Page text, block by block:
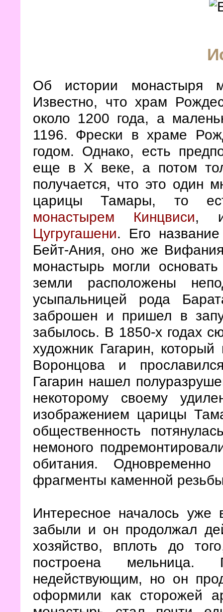
Об истории монастыря
Известно, что храм
около 1200 года, а
1196. Фрески в храме
годом. Однако, есть
еще в X веке, а потом
получается, что это один
царицы Тамары, то
монастырем Кинцвиси, и
Цугругашени. Его название
Бейт-Ания, оно же
монастырь могли
земли расположены
усыпальницей рода
заброшен и пришел в
забылось. В 1850-х годах
художник Гагарин,
Воронцова и
Гагарин нашел
некоторому своему
изображением царицы
общественность
немоного
обитания.
фрагменты каменной
Интересное началось уже
забыли и он продолжал
хозяйство, вплоть до
построена мельница.
недействующим, но он
оформили как сторожей